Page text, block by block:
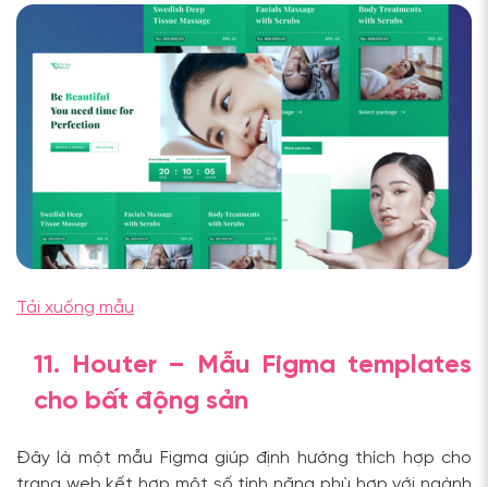
Tải xuống mẫu
11. Houter – Mẫu Figma templates
cho bất động sản
Đây là một mẫu Figma giúp định hướng thích hợp cho